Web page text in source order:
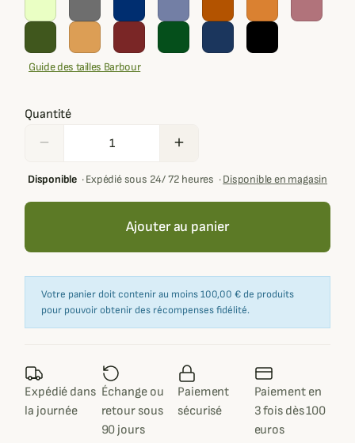
Guide des tailles Barbour
Quantité
remove add
Disponible·Expédié sous 24/ 72 heures ·Disponible en magasin
Ajouter au panier
Votre panier doit contenir au moins 100,00 € de produits
pour pouvoir obtenir des récompenses fidélité.
Expédié dans
la journée
Échange ou
retour sous
90 jours
Paiement
sécurisé
Paiement en
3 fois dès 100
euros